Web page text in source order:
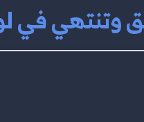
في لوحة